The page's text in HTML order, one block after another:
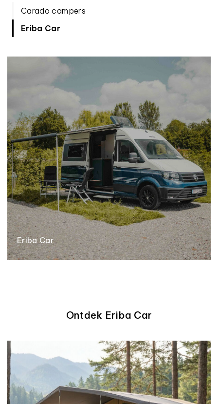
Carado campers
Eriba Car
Eriba Car
Ontdek Eriba Car